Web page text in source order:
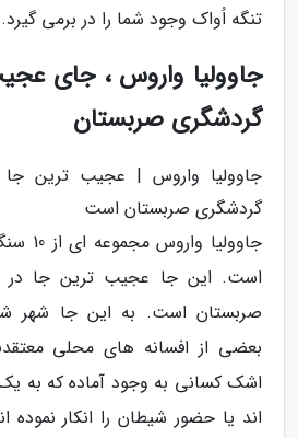
تنگه اُواک وجود شما را در برمی گیرد.
جاوولیا واروس ، جای
گردشگری صربستان
جاوولیا واروس | عجیب ترین
گردشگری صربستان است
است. این جا عجیب ترین جا در
صربستان است. به این جا شهر
بعضی از افسانه های محلی
اشک کسانی به وجود آماده که به
اند یا حضور شیطان را انکار نموده